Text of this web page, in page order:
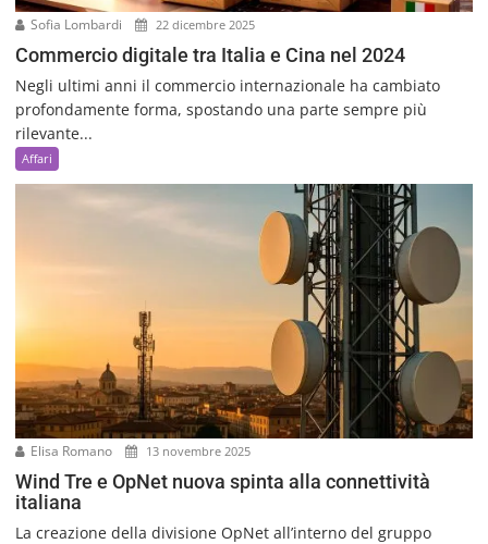
Sofia Lombardi 22 dicembre 2025
Commercio digitale tra Italia e Cina nel 2024
Negli ultimi anni il commercio internazionale ha cambiato
profondamente forma, spostando una parte sempre più
rilevante...
Affari
Elisa Romano 13 novembre 2025
Wind Tre e OpNet nuova spinta alla connettività
italiana
La creazione della divisione OpNet all’interno del gruppo